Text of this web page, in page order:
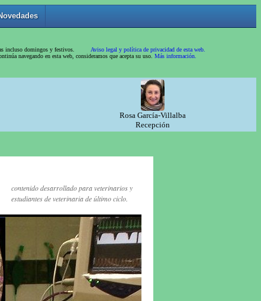
contenido desarrollado para veterinarios y
estudiantes de veterinaria de último ciclo.